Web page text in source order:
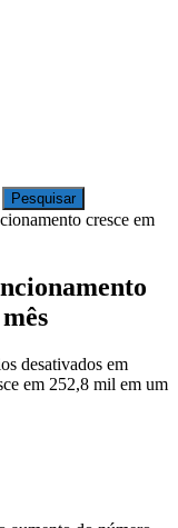
cresce em
desativados em
em 252,8 mil em um